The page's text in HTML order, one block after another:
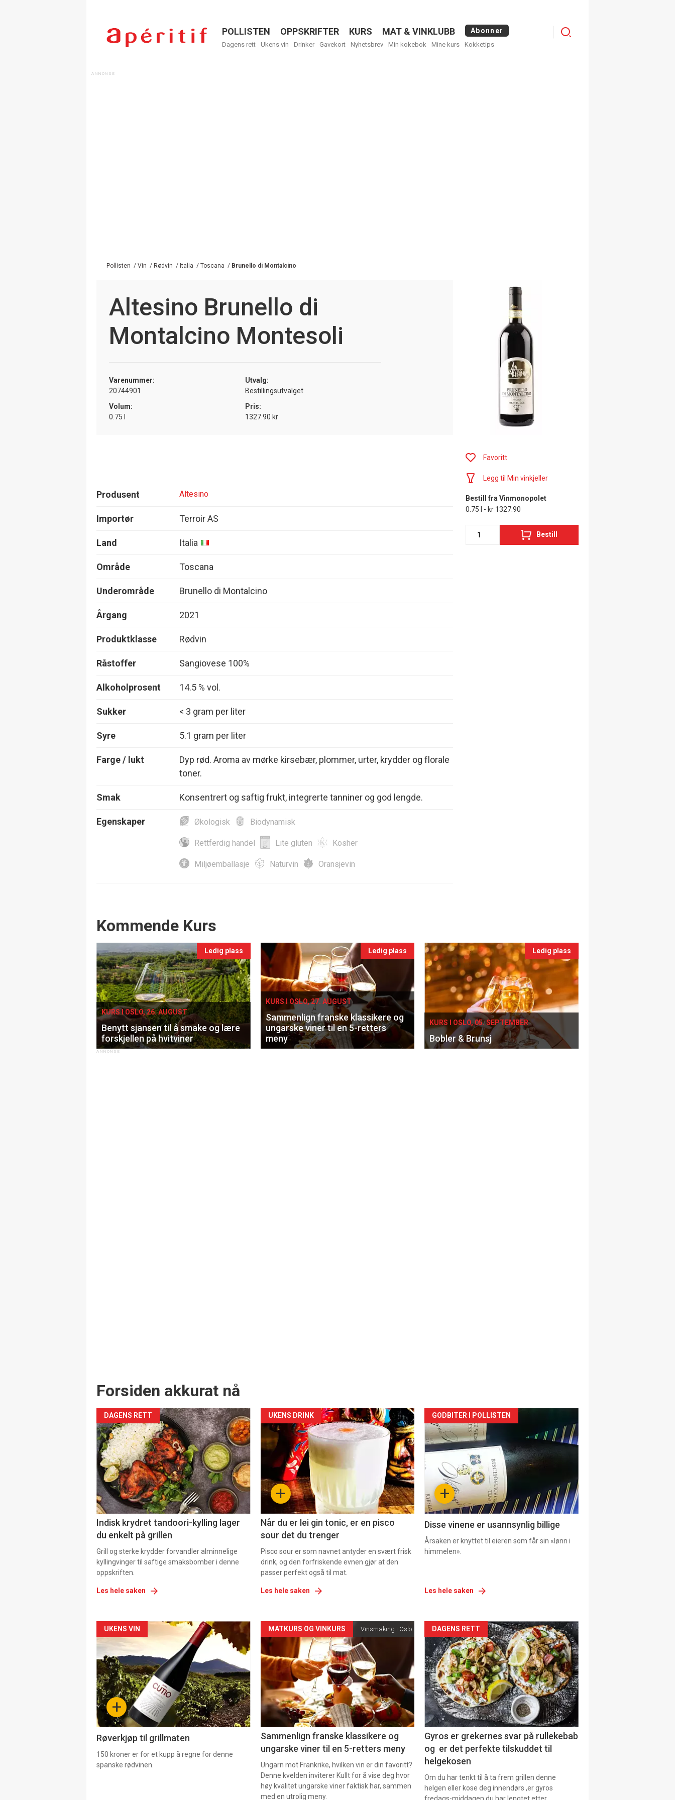
Menu
POLLISTEN OPPSKRIFTER KURS MAT & VINKLUBB Abonner
Dagens rett Ukens vin Drinker Gavekort Nyhetsbrev Min kokebok Mine kurs Kokketips
Menu
Pollisten / Vin / Rødvin / Italia / Toscana / Brunello di Montalcino
Altesino Brunello di
Montalcino Montesoli
Varenummer:
20744901
Utvalg:
Bestillingsutvalget
Volum:
0.75 l
Pris:
1327.90 kr
Produsent Altesino
Importør Terroir AS
Land Italia
Område Toscana
Underområde Brunello di Montalcino
Årgang 2021
Produktklasse Rødvin
Råstoffer Sangiovese 100%
Alkoholprosent 14.5 % vol.
Sukker < 3 gram per liter
Syre 5.1 gram per liter
Farge / lukt
Dyp rød. Aroma av mørke kirsebær, plommer, urter, krydder og florale
toner.
Smak Konsentrert og saftig frukt, integrerte tanniner og god lengde.
Egenskaper Økologisk Biodynamisk
Rettferdig handel Lite gluten Kosher
Miljøemballasje Naturvin Oransjevin
Favoritt
Legg til Min vinkjeller
Bestill fra Vinmonopolet
0.75 l - kr 1327.90
Bestill
Events
Kommende Kurs
Ledig plass
KURS I OSLO, 26. AUGUST
Benytt sjansen til å smake og lære
forskjellen på hvitviner
Ledig plass
KURS I OSLO, 27. AUGUST
Sammenlign franske klassikere og
ungarske viner til en 5-retters
meny
Ledig plass
KURS I OSLO, 05. SEPTEMBER
Bobler & Brunsj
Forsiden akkurat nå
DAGENS RETT
Indisk krydret tandoori-kylling lager
du enkelt på grillen
Grill og sterke krydder forvandler alminnelige
kyllingvinger til saftige smaksbomber i denne
oppskriften.
Les hele saken
Forsiden
akkurat
nå
-
+
UKENS DRINK
Når du er lei gin tonic, er en pisco
sour det du trenger
Pisco sour er som navnet antyder en svært frisk
drink, og den forfriskende evnen gjør at den
passer perfekt også til mat.
Les hele saken
Forsiden
akkurat
nå
3 +
GODBITER I POLLISTEN
Disse vinene er usannsynlig billige
Årsaken er knyttet til eieren som får sin «lønn i
himmelen».
Les hele saken
Forsiden
akkurat
nå
-
4 +
UKENS VIN
Røverkjøp til grillmaten
150 kroner er for et kupp å regne for denne
spanske rødvinen.
Forsiden
akkurat
nå
-
5
MATKURS OG VINKURS Vinsmaking i Oslo
Sammenlign franske klassikere og
ungarske viner til en 5-retters meny
Ungarn mot Frankrike, hvilken vin er din favoritt?
Denne kvelden inviterer Kullt for å vise deg hvor
høy kvalitet ungarske viner faktisk har, sammen
med en utrolig meny.
Forsiden
akkurat
nå
-
6
DAGENS RETT
Gyros er grekernes svar på rullekebab
og er det perfekte tilskuddet til
helgekosen
Om du har tenkt til å ta frem grillen denne
helgen eller kose deg innendørs ,er gyros